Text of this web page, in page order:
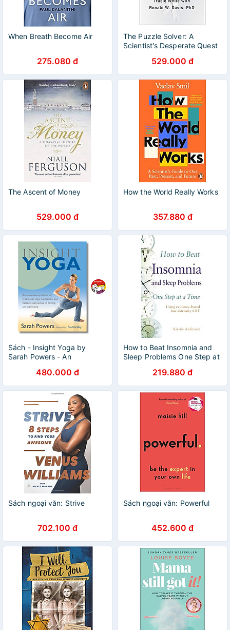
When Breath Become Air
275.080 đ
The Puzzle Solver: A
Scientist's Desperate Quest
Stole His Son529.000 đ
The Ascent of Money
529.000 đ
How the World Really Works
357.880 đ
Sách - Insight Yoga by
Sarah Powers - An
Traditional Yoga, Meditation
480.000 đ
How to Beat Insomnia and
Sleep Problems One Step at
219.880 đ
Sách ngoại văn: Strive
702.100 đ
Sách ngoại văn: Powerful
452.600 đ